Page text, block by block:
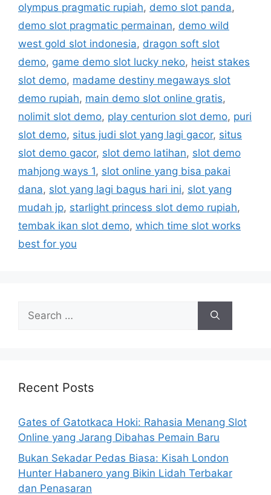
olympus pragmatic rupiah, demo slot panda,
demo slot pragmatic permainan, demo wild
west gold slot indonesia, dragon soft slot
demo, game demo slot lucky neko, heist stakes
slot demo, madame destiny megaways slot
demo rupiah, main demo slot online gratis,
nolimit slot demo, play centurion slot demo, puri
slot demo, situs judi slot yang lagi gacor, situs
slot demo gacor, slot demo latihan, slot demo
mahjong ways 1, slot online yang bisa pakai
dana, slot yang lagi bagus hari ini, slot yang
mudah jp, starlight princess slot demo rupiah,
tembak ikan slot demo, which time slot works
best for you
Search
for:
Recent Posts
Gates of Gatotkaca Hoki: Rahasia Menang Slot
Online yang Jarang Dibahas Pemain Baru
Bukan Sekadar Pedas Biasa: Kisah London
Hunter Habanero yang Bikin Lidah Terbakar
dan Penasaran